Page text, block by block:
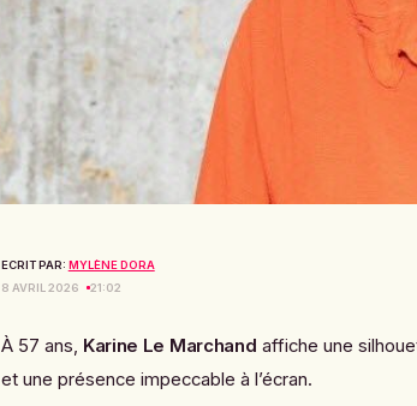
ECRIT PAR: MYLÈNE DORA
8 AVRIL 2026
21:02
À 57 ans, Karine Le Marchand affiche une
et une présence impeccable à l’écran.